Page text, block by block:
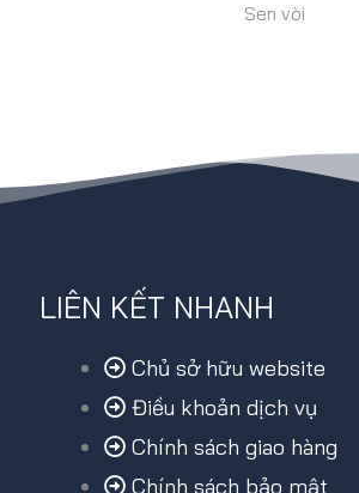
Sen vòi
LIÊN KẾT NHANH
Chủ sở hữu website
Điều khoản dịch vụ
Chính sách giao hàng
Chính sách bảo mật